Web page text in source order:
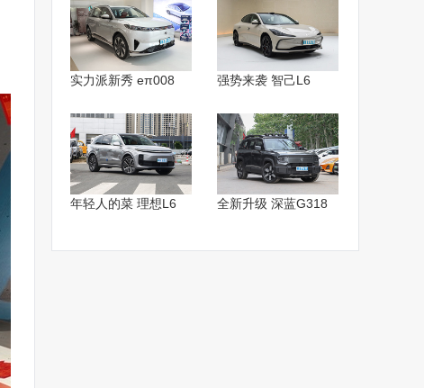
实力派新秀 eπ008 强势来袭 智己L6
年轻人的菜 理想L6 全新升级 深蓝G318